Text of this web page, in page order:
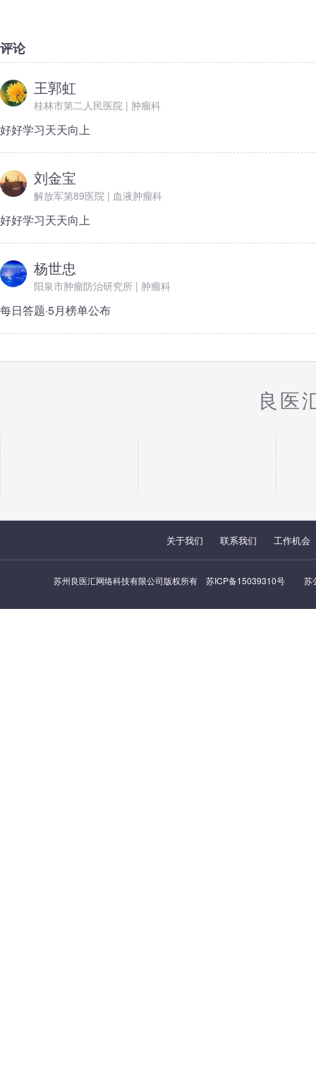
评论
王郭虹
桂林市第二人民医院 | 肿瘤科
好好学习天天向上
刘金宝
解放军第89医院 | 血液肿瘤科
好好学习天天向上
杨世忠
阳泉市肿瘤防治研究所 | 肿瘤科
每日答题·5月榜单公布
良医
关于我们 联系我们 工作机会
苏州良医汇网络科技有限公司版权所有 苏ICP备15039310号 苏